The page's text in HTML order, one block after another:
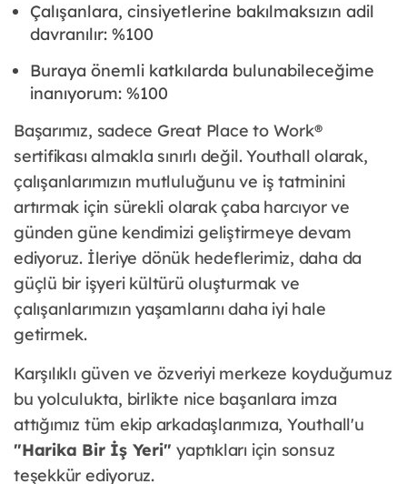
Çalışanlara, cinsiyetlerine bakılmaksızın adil
davranılır: %100
Buraya önemli katkılarda bulunabileceğime
inanıyorum: %100
Başarımız, sadece Great Place to Work®
sertifikası almakla sınırlı değil. Youthall olarak,
çalışanlarımızın mutluluğunu ve iş tatminini
artırmak için sürekli olarak çaba harcıyor ve
günden güne kendimizi geliştirmeye devam
ediyoruz. İleriye dönük hedeflerimiz, daha da
güçlü bir işyeri kültürü oluşturmak ve
çalışanlarımızın yaşamlarını daha iyi hale
getirmek.
Karşılıklı güven ve özveriyi merkeze koyduğumuz
bu yolculukta, birlikte nice başarılara imza
attığımız tüm ekip arkadaşlarımıza, Youthall'u
"Harika Bir İş Yeri"yaptıkları için sonsuz
teşekkür ediyoruz.